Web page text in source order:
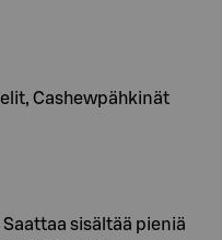
Cashewpähkinät
Saattaa sisältää pieniä